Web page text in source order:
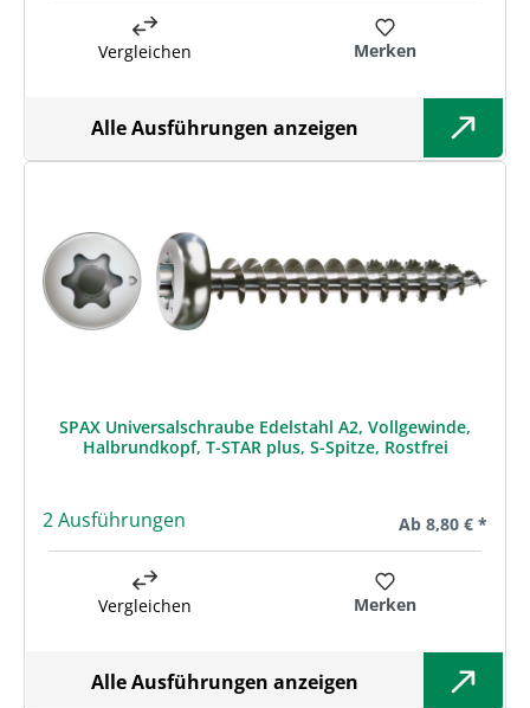
Vergleichen Merken
Alle Ausführungen anzeigen
SPAX Universalschraube Edelstahl A2, Vollgewinde,
Halbrundkopf, T-STAR plus, S-Spitze, Rostfrei
2 Ausführungen Regulärer Preis:
Ab 8,80 € *
Vergleichen Merken
Alle Ausführungen anzeigen